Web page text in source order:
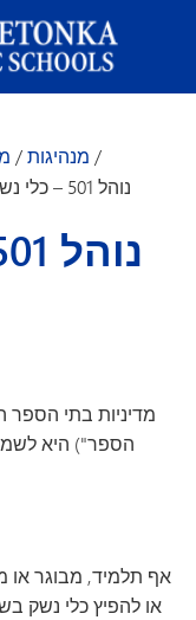
בתי
/מנהיגות /
נוהל 501 – כלי נשק בבית הספר
מדיניות בתי הספר
הספר") היא
אף תלמיד, מבוגר או
או להפיץ כלי נשק